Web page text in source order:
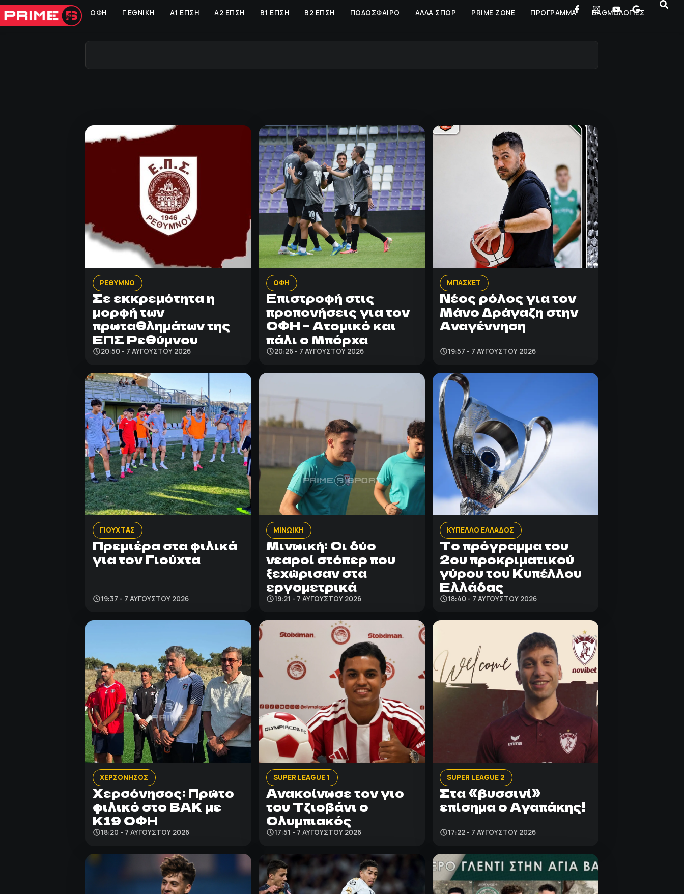
ΟΦΗ Γ ΕΘΝΙΚΗ Α1 ΕΠΣΗ Α2 ΕΠΣΗ Β1 ΕΠΣΗ Β2 ΕΠΣΗ ΠΟΔΟΣΦΑΙΡΟ ΑΛΛΑ ΣΠΟΡ PRIME ZONE ΠΡΟΓΡΑΜΜΑ ΒΑΘΜΟΛΟΓΙΕΣ
ΡΕΘΥΜΝΟ
Σε εκκρεμότητα η
μορφή των
πρωταθλημάτων της
ΕΠΣ Ρεθύμνου
20:50 - 7 ΑΥΓΟΎΣΤΟΥ 2026
ΟΦΗ
Επιστροφή στις
προπονήσεις για τον
ΟΦΗ – Ατομικό και
πάλι ο Μπόρχα
20:26 - 7 ΑΥΓΟΎΣΤΟΥ 2026
ΜΠΑΣΚΕΤ
Νέος ρόλος για τον
Μάνο Δράγαζη στην
Αναγέννηση
19:57 - 7 ΑΥΓΟΎΣΤΟΥ 2026
ΓΙΟΥΧΤΑΣ
Πρεμιέρα στα φιλικά
για τον Γιούχτα
19:37 - 7 ΑΥΓΟΎΣΤΟΥ 2026
ΜΙΝΩΙΚΗ
Μινωική: Οι δύο
νεαροί στόπερ που
ξεχώρισαν στα
εργομετρικά
19:21 - 7 ΑΥΓΟΎΣΤΟΥ 2026
ΚΥΠΕΛΛΟ ΕΛΛΑΔΟΣ
Το πρόγραμμα του
2ου προκριματικού
γύρου του Κυπέλλου
Ελλάδας
18:40 - 7 ΑΥΓΟΎΣΤΟΥ 2026
ΧΕΡΣΟΝΗΣΟΣ
Χερσόνησος: Πρώτο
φιλικό στο ΒΑΚ με
Κ19 ΟΦΗ
18:20 - 7 ΑΥΓΟΎΣΤΟΥ 2026
SUPER LEAGUE 1
Ανακοίνωσε τον γιο
του Τζιοβάνι ο
Ολυμπιακός
17:51 - 7 ΑΥΓΟΎΣΤΟΥ 2026
SUPER LEAGUE 2
Στα «βυσσινί»
επίσημα ο Αγαπάκης!
17:22 - 7 ΑΥΓΟΎΣΤΟΥ 2026